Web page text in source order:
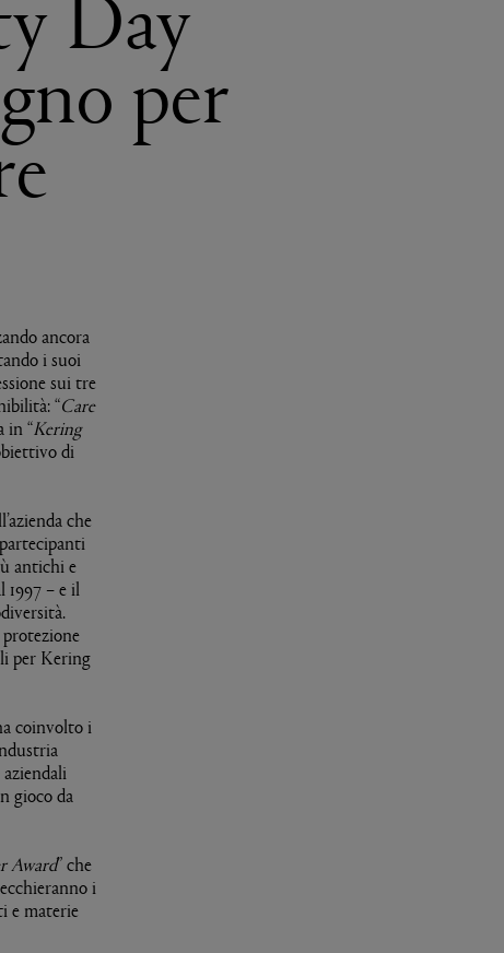
per
ancora
i suoi
sui tre
“Care
in “Kering
di
che
antichi e
– e il
per Kering
coinvolto i
gioco da
Award” che
i
e materie